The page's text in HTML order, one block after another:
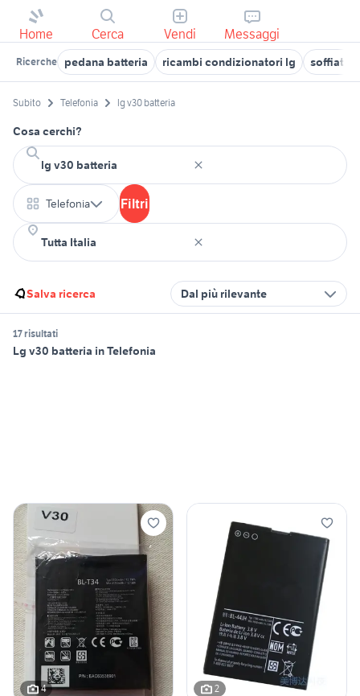
Home Cerca Vendi Messaggi
Ricerche pedana batteria ricambi condizionatori lg
Subito Telefonia lg v30 batteria
Cosa cerchi?
Telefonia Filtri
Salva ricerca Dal più rilevante
17 risultati
Lg v30 batteria in Telefonia
4 2